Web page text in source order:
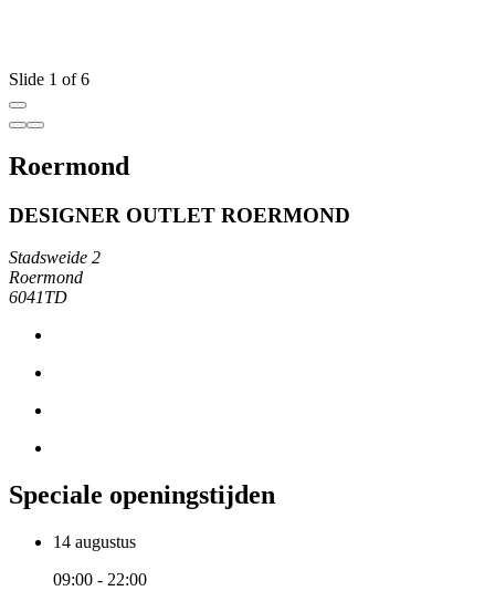
Slide 1 of 6
Roermond
DESIGNER OUTLET ROERMOND
Stadsweide 2
Roermond
6041TD
Speciale openingstijden
14 augustus
09:00 - 22:00